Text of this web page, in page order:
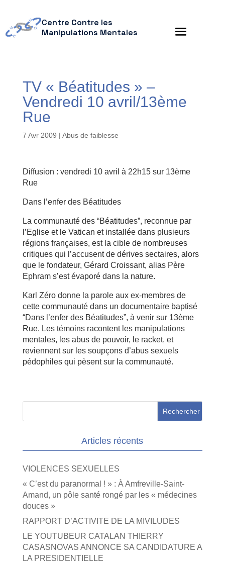
Centre Contre les
Manipulations Mentales
TV « Béatitudes » –
Vendredi 10 avril/13ème
7 Avr 2009 | Abus de faiblesse
Diffusion : vendredi 10 avril à 22h15 sur 13ème
Rue
Dans l’enfer des Béatitudes
La communauté des “Béatitudes”, reconnue par
l’Eglise et le Vatican et installée dans plusieurs
régions françaises, est la cible de nombreuses
critiques qui l’accusent de dérives sectaires, alors
que le fondateur, Gérard Croissant, alias Père
Ephram s’est évaporé dans la nature.
Karl Zéro donne la parole aux ex-membres de
cette communauté dans un documentaire baptisé
“Dans l’enfer des Béatitudes”, à venir sur 13ème
Rue. Les témoins racontent les manipulations
mentales, les abus de pouvoir, le racket, et
reviennent sur les soupçons d’abus sexuels
pédophiles qui pèsent sur la communauté.
Articles récents
VIOLENCES SEXUELLES
« C’est du paranormal ! » : À Amfreville-Saint-
Amand, un pôle santé rongé par les « médecines
douces »
RAPPORT D’ACTIVITE DE LA MIVILUDES
LE YOUTUBEUR CATALAN THIERRY
CASASNOVAS ANNONCE SA CANDIDATURE A
LA PRESIDENTIELLE